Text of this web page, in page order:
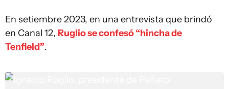
En setiembre 2023, en una entrevista que brindó
en Canal 12, Ruglio se confesó “hincha de
Tenfield”.